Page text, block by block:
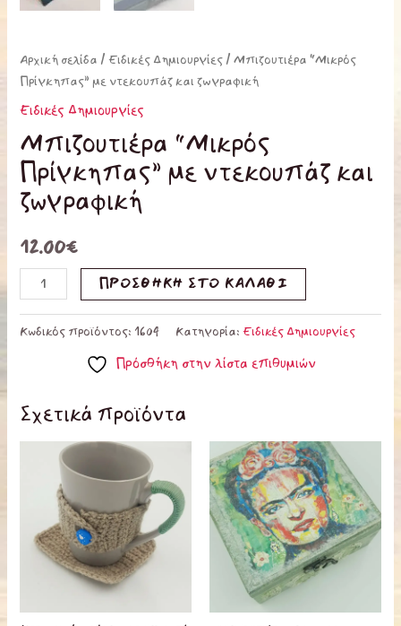
Αρχική σελίδα / Ειδικές Δημιουργίες/ Μπιζουτιέρα “Μικρός
Πρίγκηπας” με ντεκουπάζ και ζωγραφική
Ειδικές Δημιουργίες
Μπιζουτιέρα “Μικρός
Πρίγκηπας” με ντεκουπάζ και
ζωγραφική
12.00€
ΠΡΟΣΘΉΚΗ ΣΤΟ ΚΑΛΆΘΙ
Κωδικός προϊόντος: 1604 Κατηγορία:Ειδικές Δημιουργίες
Πρόσθήκη στην λίστα επιθυμιών
Σχετικά προϊόντα